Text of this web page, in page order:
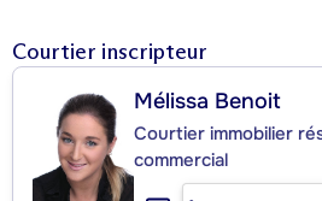
Courtier inscripteur
Mélissa Benoit
Courtier immobilier
commercial